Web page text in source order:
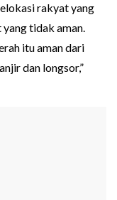
rakyat yang
tidak aman.
itu aman dari
dan longsor,”